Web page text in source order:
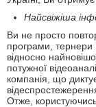
Найсвіжіша
Ви не просто
програми, тернери
відносно
потужної
компанія, що
Отже,